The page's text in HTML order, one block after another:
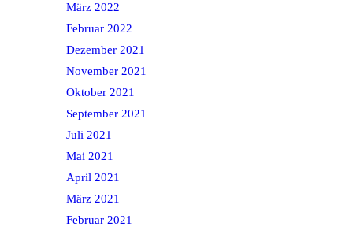
März 2022
Februar 2022
Dezember 2021
November 2021
Oktober 2021
September 2021
Juli 2021
Mai 2021
April 2021
März 2021
Februar 2021